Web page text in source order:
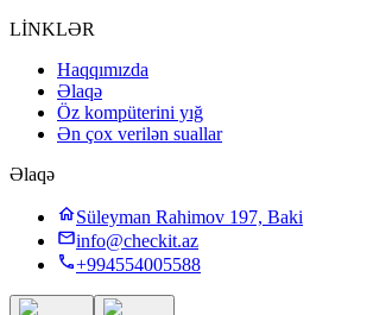
LİNKLƏR
Haqqımızda
Əlaqə
Öz kompüterini yığ
Ən çox verilən suallar
Əlaqə
Süleyman Rahimov 197, Baki
info@checkit.az
+994554005588